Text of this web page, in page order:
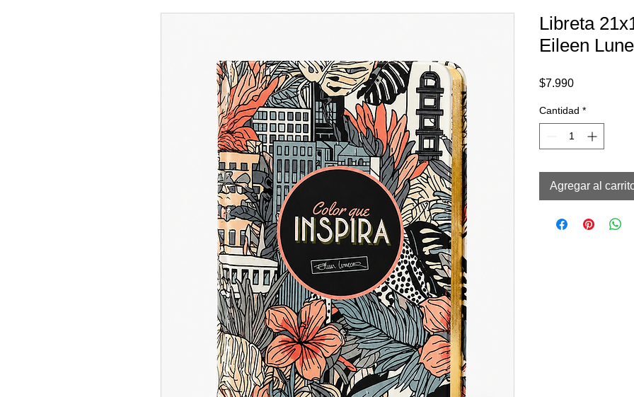
Libreta
Eileen
$7.990Precio
Cantidad *
Agregar al